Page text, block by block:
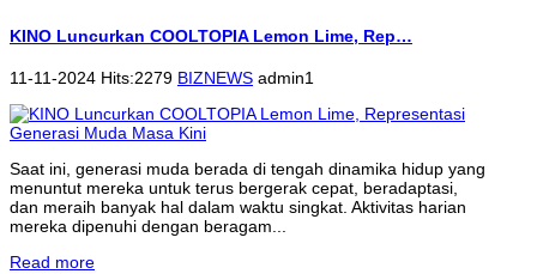
KINO Luncurkan COOLTOPIA Lemon Lime, Rep…
11-11-2024 Hits:2279 BIZNEWS admin1
Saat ini, generasi muda berada di tengah dinamika hidup yang
menuntut mereka untuk terus bergerak cepat, beradaptasi,
dan meraih banyak hal dalam waktu singkat. Aktivitas harian
mereka dipenuhi dengan beragam...
Read more